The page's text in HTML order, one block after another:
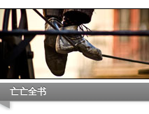
亡亡全书